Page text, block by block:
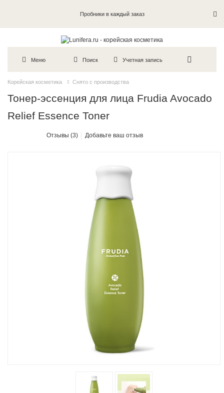
Пробники в каждый заказ
Меню Поиск Учетная запись
Корейская косметика Снято с производства
Тонер-эссенция для лица Frudia Avocado
Relief Essence Toner
Отзывы (3) Добавьте ваш отзыв